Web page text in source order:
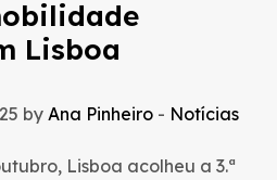
Lisboa
by Ana Pinheiro - Notícias
Lisboa acolheu a 3.ª